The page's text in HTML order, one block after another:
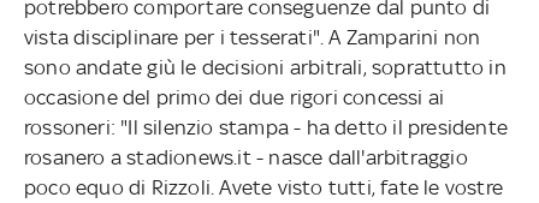
potrebbero comportare conseguenze dal punto di
vista disciplinare per i tesserati". A Zamparini non
sono andate giù le decisioni arbitrali, soprattutto in
occasione del primo dei due rigori concessi ai
rossoneri: "Il silenzio stampa - ha detto il presidente
rosanero a stadionews.it - nasce dall'arbitraggio
poco equo di Rizzoli. Avete visto tutti, fate le vostre